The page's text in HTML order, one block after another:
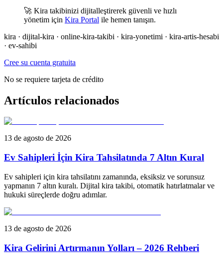
🚀 Kira takibinizi dijitalleştirerek güvenli ve hızlı
yönetim için Kira Portal ile hemen tanışın.
kira · dijital-kira · online-kira-takibi · kira-yonetimi · kira-artis-hesabi
· ev-sahibi
Cree su cuenta gratuita
No se requiere tarjeta de crédito
Artículos relacionados
13 de agosto de 2026
Ev Sahipleri İçin Kira Tahsilatında 7 Altın Kural
Ev sahipleri için kira tahsilatını zamanında, eksiksiz ve sorunsuz
yapmanın 7 altın kuralı. Dijital kira takibi, otomatik hatırlatmalar ve
hukuki süreçlerde doğru adımlar.
13 de agosto de 2026
Kira Gelirini Artırmanın Yolları – 2026 Rehberi